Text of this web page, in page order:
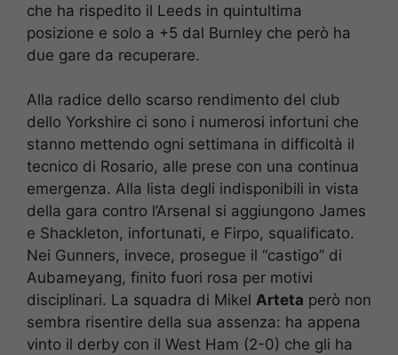
che ha rispedito il Leeds in quintultima
posizione e solo a +5 dal Burnley che però ha
due gare da recuperare.
Alla radice dello scarso rendimento del club
dello Yorkshire ci sono i numerosi infortuni che
stanno mettendo ogni settimana in difficoltà il
tecnico di Rosario, alle prese con una continua
emergenza. Alla lista degli indisponibili in vista
della gara contro l’Arsenal si aggiungono James
e Shackleton, infortunati, e Firpo, squalificato.
Nei Gunners, invece, prosegue il “castigo” di
Aubameyang, finito fuori rosa per motivi
disciplinari. La squadra di Mikel Arteta però non
sembra risentire della sua assenza: ha appena
vinto il derby con il West Ham (2-0) che gli ha